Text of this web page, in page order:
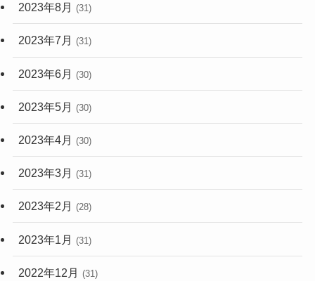
2023年8月 (31)
2023年7月 (31)
2023年6月 (30)
2023年5月 (30)
2023年4月 (30)
2023年3月 (31)
2023年2月 (28)
2023年1月 (31)
2022年12月 (31)